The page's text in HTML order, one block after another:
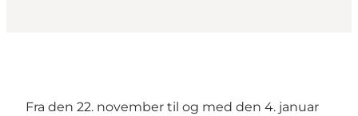
Fra den 22. november til og med den 4. januar